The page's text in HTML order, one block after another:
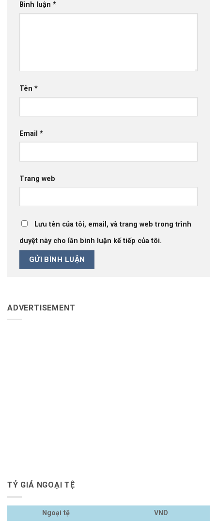
Bình luận *
Tên *
Email *
Trang web
Lưu tên của tôi, email, và trang web trong trình
duyệt này cho lần bình luận kế tiếp của tôi.
ADVERTISEMENT
TỶ GIÁ NGOẠI TỆ
Ngoại tệ
VND